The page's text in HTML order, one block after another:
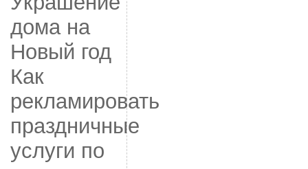
Как
рекламировать
праздничные
услуги по